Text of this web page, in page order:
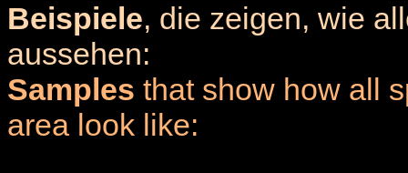
Beispiele, die zeigen, wie
aussehen:
Samples that show how all
area look like: